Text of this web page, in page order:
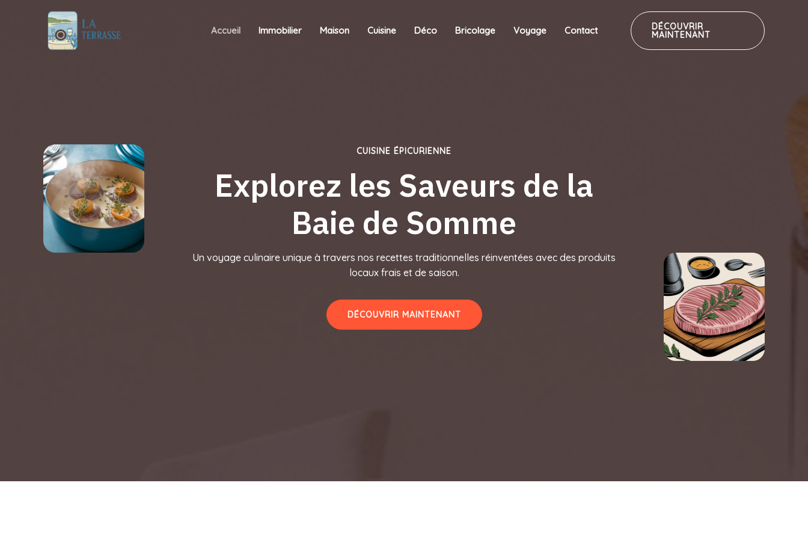
Accueil Immobilier Maison Cuisine Déco Bricolage Voyage Contact DÉCOUVRIR
MAINTENANT
CUISINE ÉPICURIENNE
Explorez les Saveurs de la
Baie de Somme
Un voyage culinaire unique à travers nos recettes traditionnelles réinventées avec des produits
locaux frais et de saison.
DÉCOUVRIR MAINTENANT